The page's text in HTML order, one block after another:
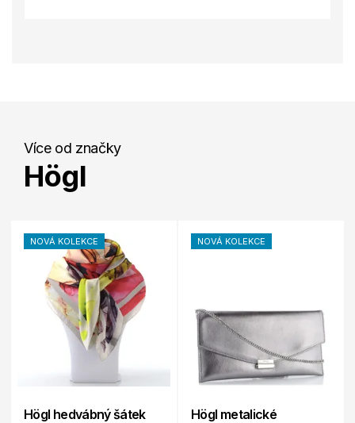
Více od značky
Högl
NOVÁ KOLEKCE
Högl hedvábný šátek
NOVÁ KOLEKCE
Högl metalické